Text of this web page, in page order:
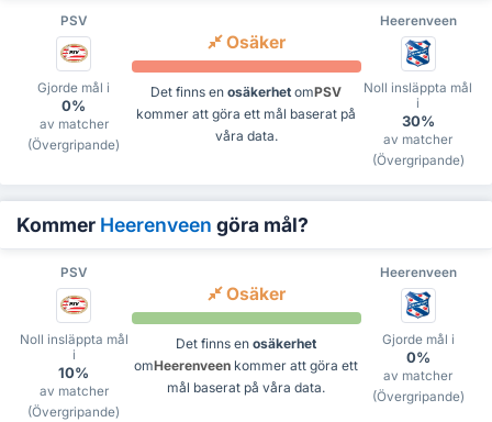
PSV Heerenveen
Gjorde mål i
0%
av matcher
(Övergripande)
Osäker
Det finns en osäkerhet omPSV
kommer att göra ett mål baserat på
våra data.
Noll insläppta mål
i
30%
av matcher
(Övergripande)
Kommer Heerenveen göra mål?
PSV Heerenveen
Noll insläppta mål
i
10%
av matcher
(Övergripande)
Osäker
Det finns en osäkerhet
omHeerenveen kommer att göra ett
mål baserat på våra data.
Gjorde mål i
0%
av matcher
(Övergripande)